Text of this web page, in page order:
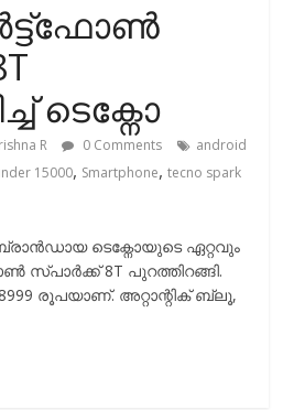
ടെക്നോ
R 0 Comments
android
15000, Smartphone,tecno spark
ടെക്നോയുടെ ഏറ്റവും
സ്പാർക്ക് 8T പുറത്തിറങ്ങി.
രൂപയാണ്. അറ്റാന്റിക് ബ്ലൂ,